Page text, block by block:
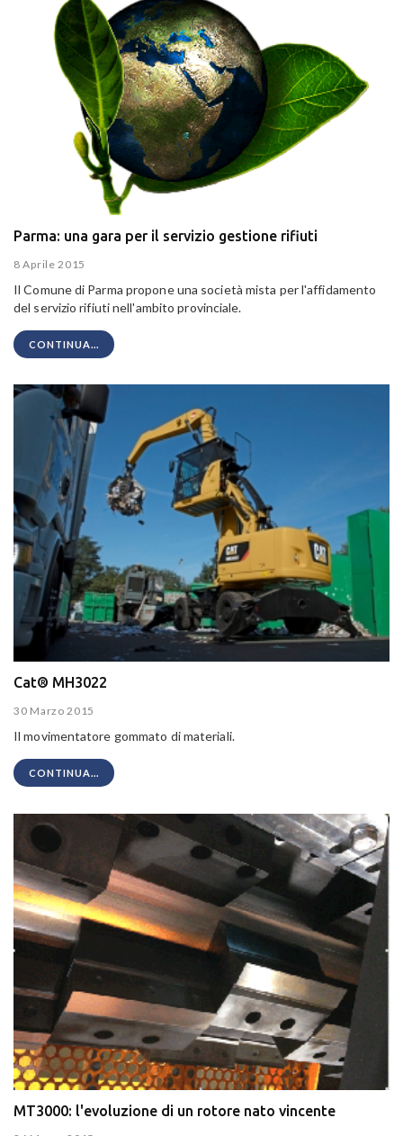
Parma: una gara per il servizio gestione rifiuti
8 Aprile 2015
Il Comune di Parma propone una società mista per l'affidamento
del servizio rifiuti nell'ambito provinciale.
CONTINUA...
Cat® MH3022
30 Marzo 2015
Il movimentatore gommato di materiali.
CONTINUA...
MT3000: l'evoluzione di un rotore nato vincente